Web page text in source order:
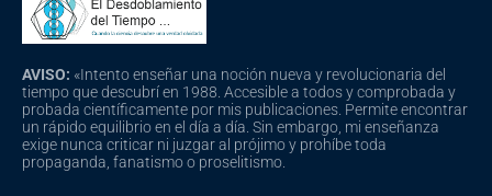
AVISO: «Intento enseñar una noción nueva y revolucionaria del
tiempo que descubrí en 1988. Accesible a todos y comprobada y
probada científicamente por mis publicaciones. Permite encontrar
un rápido equilibrio en el día a día. Sin embargo, mi enseñanza
exige nunca criticar ni juzgar al prójimo y prohíbe toda
propaganda, fanatismo o proselitismo.